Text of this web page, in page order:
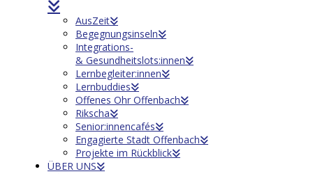
AusZeit
Begegnungsinseln
Integrations-
& Gesundheitslots:innen
Lernbegleiter:innen
Lernbuddies
Offenes Ohr Offenbach
Rikscha
Senior:innencafés
Engagierte Stadt Offenbach
Projekte im Rückblick
ÜBER UNS